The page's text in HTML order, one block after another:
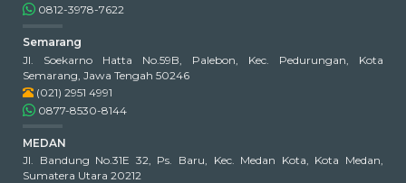
0812-3978-7622
Semarang
Jl. Soekarno Hatta No.59B, Palebon, Kec. Pedurungan, Kota
Semarang, Jawa Tengah 50246
(021) 2951 4991
0877-8530-8144
MEDAN
Jl. Bandung No.31E 32, Ps. Baru, Kec. Medan Kota, Kota Medan,
Sumatera Utara 20212